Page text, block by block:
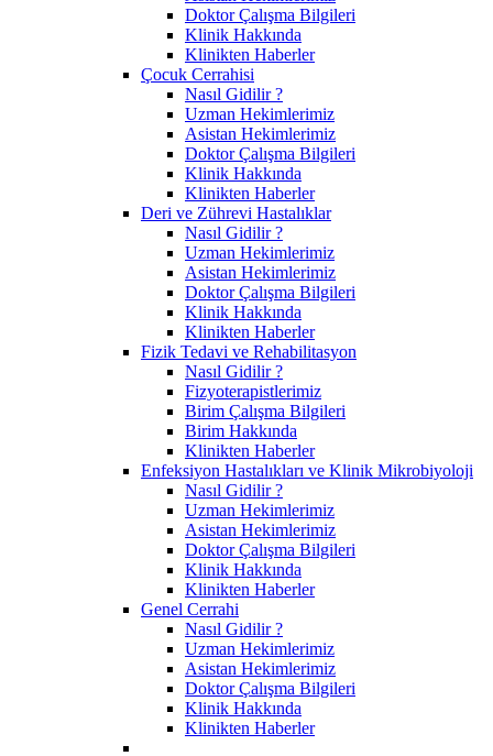
Doktor Çalışma Bilgileri
Klinik Hakkında
Klinikten Haberler
Çocuk Cerrahisi
Nasıl Gidilir ?
Uzman Hekimlerimiz
Asistan Hekimlerimiz
Doktor Çalışma Bilgileri
Klinik Hakkında
Klinikten Haberler
Deri ve Zührevi Hastalıklar
Nasıl Gidilir ?
Uzman Hekimlerimiz
Asistan Hekimlerimiz
Doktor Çalışma Bilgileri
Klinik Hakkında
Klinikten Haberler
Fizik Tedavi ve Rehabilitasyon
Nasıl Gidilir ?
Fizyoterapistlerimiz
Birim Çalışma Bilgileri
Birim Hakkında
Klinikten Haberler
Enfeksiyon Hastalıkları ve Klinik Mikrobiyoloji
Nasıl Gidilir ?
Uzman Hekimlerimiz
Asistan Hekimlerimiz
Doktor Çalışma Bilgileri
Klinik Hakkında
Klinikten Haberler
Genel Cerrahi
Nasıl Gidilir ?
Uzman Hekimlerimiz
Asistan Hekimlerimiz
Doktor Çalışma Bilgileri
Klinik Hakkında
Klinikten Haberler